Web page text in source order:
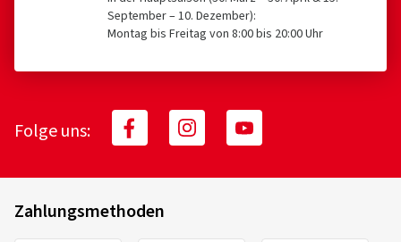
September – 10. Dezember):
Montag bis Freitag von 8:00 bis 20:00 Uhr
Folge uns:
Zahlungsmethoden